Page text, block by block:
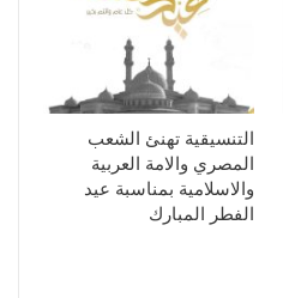
التنسيقية تهنئ الشعب
المصري والامة العربية
والاسلامية بمناسبة عيد
الفطر المبارك